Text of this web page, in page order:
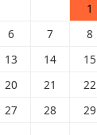
1
6 7 8
13 14 15
20 21 22
27 28 29